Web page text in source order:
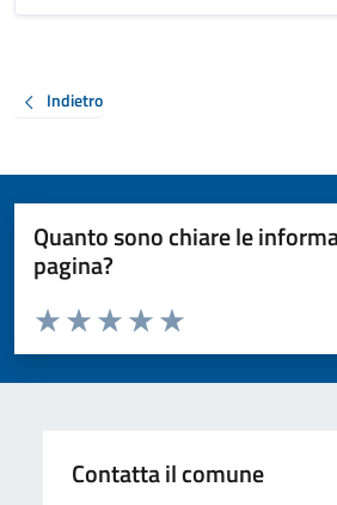
Indietro
Quanto sono chiare le
pagina?
Valuta da 1 a 5 stelle la pagina
Valuta 5 stelle su 5
Valuta 4 stelle su 5
Valuta 3 stelle su 5
Valuta 2 stelle su 5
Valuta 1 stelle su 5
Contatta il comune